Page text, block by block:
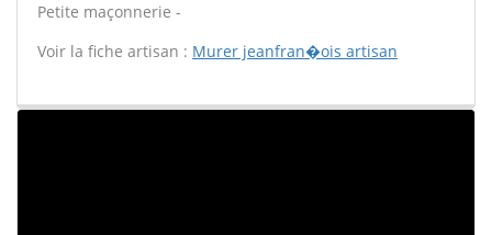
Petite maçonnerie -
Voir la fiche artisan : Murer jeanfran�ois artisan